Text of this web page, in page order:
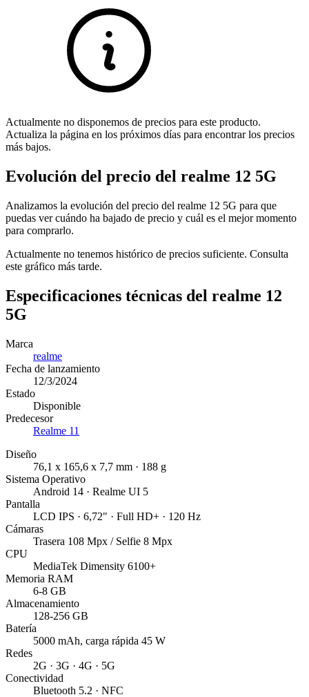
Actualmente no disponemos de precios para este producto.
Actualiza la página en los próximos días para encontrar los precios
más bajos.
Evolución del precio del realme 12 5G
Analizamos la evolución del precio del realme 12 5G para que
puedas ver cuándo ha bajado de precio y cuál es el mejor momento
para comprarlo.
Actualmente no tenemos histórico de precios suficiente. Consulta
este gráfico más tarde.
Especificaciones técnicas del realme 12
5G
Marca
realme
Fecha de lanzamiento
12/3/2024
Estado
Disponible
Predecesor
Realme 11
Diseño
76,1 x 165,6 x 7,7 mm · 188 g
Sistema Operativo
Android 14 · Realme UI 5
Pantalla
LCD IPS · 6,72" · Full HD+ · 120 Hz
Cámaras
Trasera 108 Mpx / Selfie 8 Mpx
CPU
MediaTek Dimensity 6100+
Memoria RAM
6-8 GB
Almacenamiento
128-256 GB
Batería
5000 mAh, carga rápida 45 W
Redes
2G · 3G · 4G · 5G
Conectividad
Bluetooth 5.2 · NFC